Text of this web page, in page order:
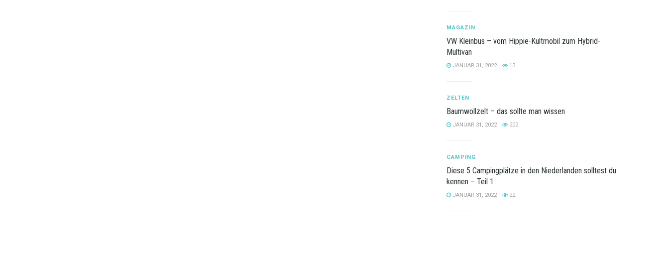
MAGAZIN
VW Kleinbus – vom Hippie-Kultmobil zum Hybrid-
Multivan
JANUAR 31, 2022 13
ZELTEN
Baumwollzelt – das sollte man wissen
JANUAR 31, 2022 202
CAMPING
Diese 5 Campingplätze in den Niederlanden solltest du
kennen – Teil 1
JANUAR 31, 2022 22